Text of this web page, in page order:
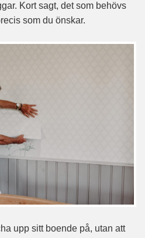
Kort sagt, det som behövs
som du önskar.
upp sitt boende på, utan att